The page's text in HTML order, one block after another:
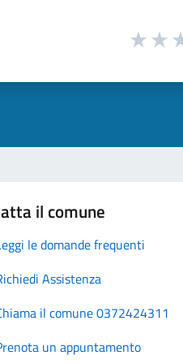
il comune
le domande frequenti
Assistenza
il comune 0372424311
un appuntamento